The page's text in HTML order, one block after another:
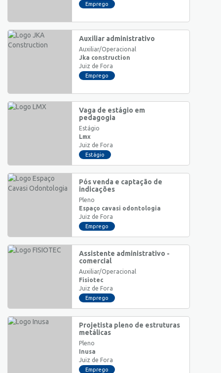
Emprego
Auxiliar administrativo
Auxiliar/Operacional
Jka construction
Juiz de Fora
Emprego
Vaga de estágio em
pedagogia
Estágio
Lmx
Juiz de Fora
Estágio
Pós venda e captação de
indicações
Pleno
Espaço cavasi odontologia
Juiz de Fora
Emprego
Assistente administrativo -
comercial
Auxiliar/Operacional
Fisiotec
Juiz de Fora
Emprego
Projetista pleno de estruturas
metálicas
Pleno
Inusa
Juiz de Fora
Emprego